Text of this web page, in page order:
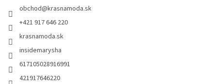
obchod@krasnamoda.sk
+421 917 646 220
krasnamoda.sk
insidemarysha
617105028916991
421917646220